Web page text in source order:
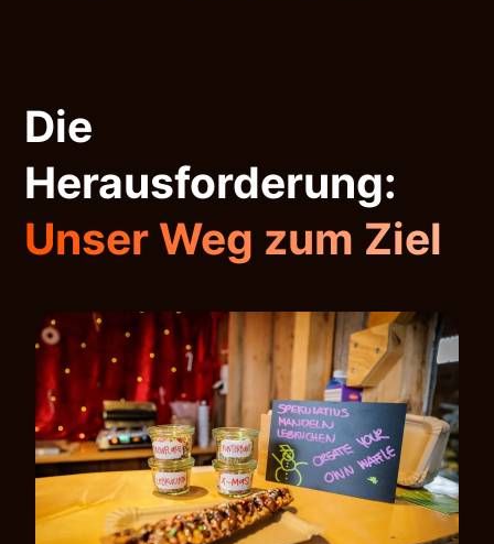
Die
Herausforderung:
Unser Weg zum Ziel